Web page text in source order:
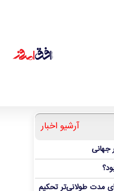
آرشیو اخبار
جهانی
مدت طولانی‌تر تحکیم